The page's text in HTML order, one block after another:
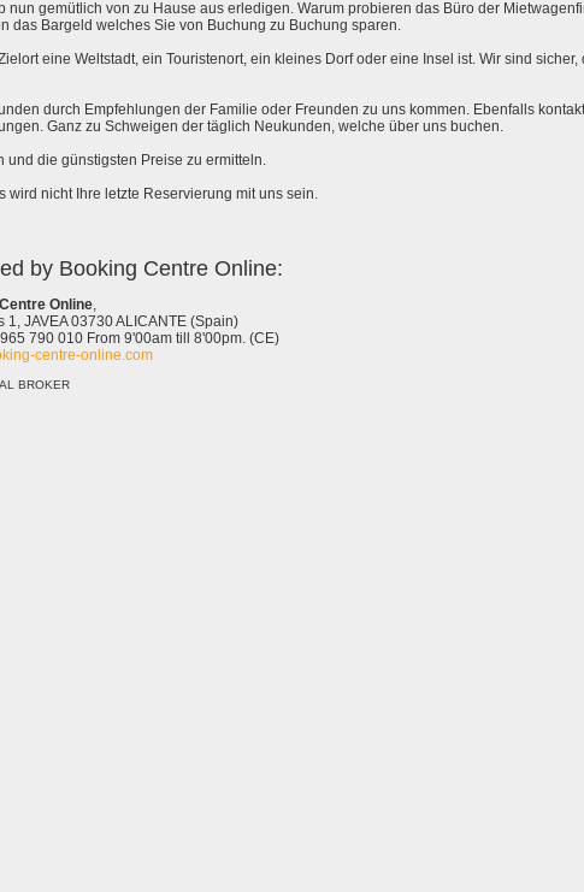
gemütlich von zu Hause aus erledigen. Warum probieren das Büro der
das Bargeld welches Sie von Buchung zu Buchung sparen.
eine Weltstadt, ein Touristenort, ein kleines Dorf oder eine Insel ist. Wir sind sicher,
durch Empfehlungen der Familie oder Freunden zu uns kommen. Ebenfalls
Ganz zu Schweigen der täglich Neukunden, welche über uns buchen.
und die günstigsten Preise zu ermitteln.
nicht Ihre letzte Reservierung mit uns sein.
by Booking Centre Online:
Online,
1, JAVEA 03730 ALICANTE (Spain)
790 010 From 9'00am till 8'00pm. (CE)
centre-online.com
BROKER